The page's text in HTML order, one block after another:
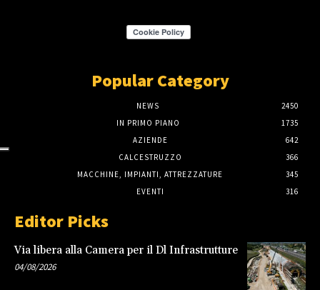
Popular Category
NEWS
2450
IN PRIMO PIANO
1735
AZIENDE
642
CALCESTRUZZO
366
MACCHINE, IMPIANTI, ATTREZZATURE
345
EVENTI
316
Editor Picks
Via libera alla Camera per il Dl Infrastrutture
04/08/2026